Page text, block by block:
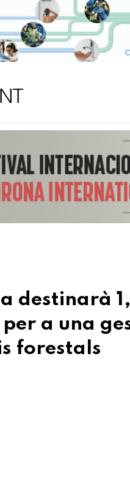
1,6 milions d'euros els dos
destinarà
a una
forestals